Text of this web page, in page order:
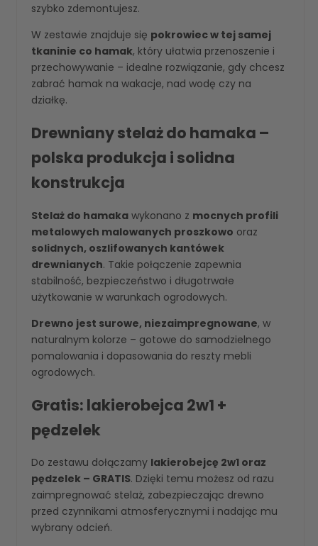
szybko zdemontujesz.
W zestawie znajduje się pokrowiec w tej samej
tkaninie co hamak, który ułatwia przenoszenie i
przechowywanie – idealne rozwiązanie, gdy chcesz
zabrać hamak na wakacje, nad wodę czy na
działkę.
Drewniany stelaż do hamaka –
polska produkcja i solidna
konstrukcja
Stelaż do hamaka wykonano z mocnych profili
metalowych malowanych proszkowo oraz
solidnych, oszlifowanych kantówek
drewnianych. Takie połączenie zapewnia
stabilność, bezpieczeństwo i długotrwałe
użytkowanie w warunkach ogrodowych.
Drewno jest surowe, niezaimpregnowane, w
naturalnym kolorze – gotowe do samodzielnego
pomalowania i dopasowania do reszty mebli
ogrodowych.
Gratis: lakierobejca 2w1 +
pędzelek
Do zestawu dołączamy lakierobejcę 2w1 oraz
pędzelek – GRATIS. Dzięki temu możesz od razu
zaimpregnować stelaż, zabezpieczając drewno
przed czynnikami atmosferycznymi i nadając mu
wybrany odcień.